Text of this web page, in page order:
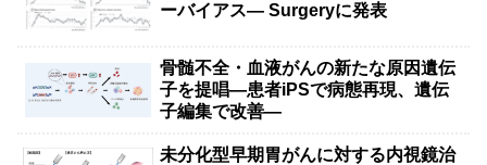
ーバイアス— Surgeryに発表
骨髄不全・血液がんの新たな原因遺伝
子を提唱―患者iPSで病態再現、遺伝
子編集で改善―
未分化型早期胃がんに対する内視鏡治